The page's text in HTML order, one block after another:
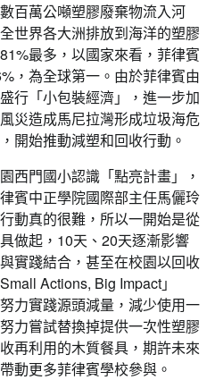
百萬公噸塑膠廢棄物流入河
世界各大洲排放到海洋的塑膠
最多，以國家來看，菲律賓
，為全球第一。由於菲律賓由
行「小包裝經濟」，進一步加
災造成馬尼拉灣形成垃圾海危
開始推動減塑和回收行動。
西門國小認識「點亮計畫」，
賓中正學院國際部主任馬儷玲
動真的很難，所以一開始是從
做起，10天、20天逐漸影響
實踐結合，甚至在校園以回收
Actions, Big Impact」
力實踐源頭減量，減少使用一
力嘗試替換掉提供一次性塑膠
再利用的木質餐具，期許未來
動更多菲律賓學校參與。